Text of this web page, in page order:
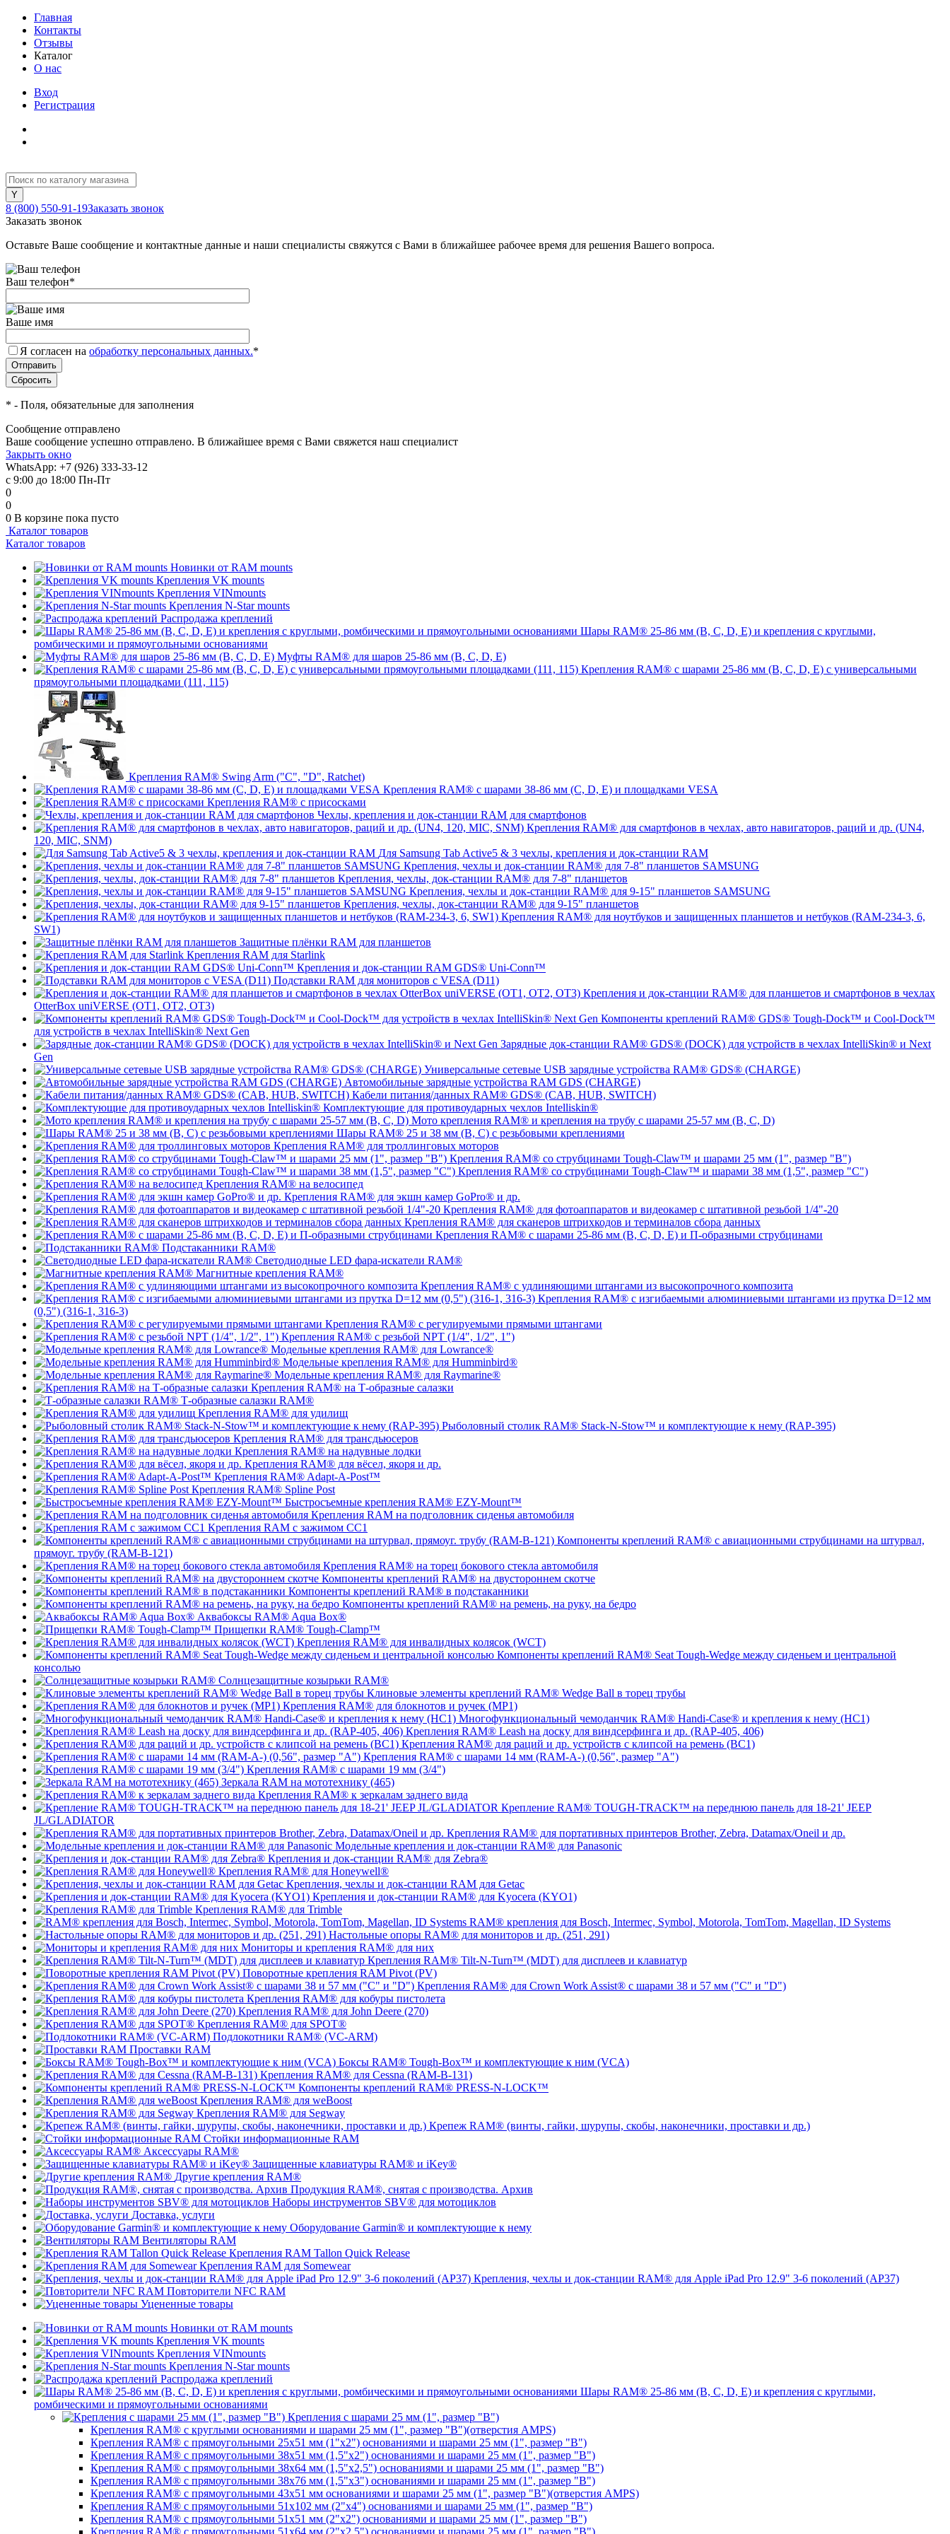
Главная
Контакты
Отзывы
Каталог
О нас
Вход
Регистрация
8 (800) 550-91-19Заказать звонок
Заказать звонок
Оставьте Ваше сообщение и контактные данные и наши специалисты свяжутся с Вами в ближайшее рабочее время для решения Вашего вопроса.
Ваш телефон*
Ваше имя
Я согласен на обработку персональных данных.*
* - Поля, обязательные для заполнения
Сообщение отправлено
Ваше сообщение успешно отправлено. В ближайшее время с Вами свяжется наш специалист
Закрыть окно
WhatsApp: +7 (926) 333-33-12
с 9:00 до 18:00 Пн-Пт
0
0
0 В корзине пока пусто
Каталог товаров
Каталог товаров
Новинки от RAM mounts
Крепления VK mounts
Крепления VINmounts
Крепления N-Star mounts
Распродажа креплений
Шары RAM® 25-86 мм (B, C, D, E) и крепления с круглыми,
ромбическими и прямоугольными основаниями
Муфты RAM® для шаров 25-86 мм (B, C, D, E)
Крепления RAM® с шарами 25-86 мм (B, C, D, E) с универсальными
прямоугольными площадками (111, 115)
Крепления RAM® Swing Arm ("C", "D", Ratchet)
Крепления RAM® с шарами 38-86 мм (C, D, E) и площадками VESA
Крепления RAM® с присосками
Чехлы, крепления и док-станции RAM для смартфонов
Крепления RAM® для смартфонов в чехлах, авто навигаторов, раций и др. (UN4,
120, MIC, SNM)
Для Samsung Tab Active5 & 3 чехлы, крепления и док-станции RAM
Крепления, чехлы и док-станции RAM® для 7-8" планшетов SAMSUNG
Крепления, чехлы, док-станции RAM® для 7-8" планшетов
Крепления, чехлы и док-станции RAM® для 9-15" планшетов SAMSUNG
Крепления, чехлы, док-станции RAM® для 9-15" планшетов
Крепления RAM® для ноутбуков и защищенных планшетов и нетбуков (RAM-234-3, 6,
SW1)
Защитные плёнки RAM для планшетов
Крепления RAM для Starlink
Крепления и док-станции RAM GDS® Uni-Conn™
Подставки RAM для мониторов с VESA (D11)
Крепления и док-станции RAM® для планшетов и смартфонов в чехлах
OtterBox uniVERSE (OT1, OT2, OT3)
Компоненты креплений RAM® GDS® Tough-Dock™ и Cool-Dock™
для устройств в чехлах IntelliSkin® Next Gen
Зарядные док-станции RAM® GDS® (DOCK) для устройств в чехлах IntelliSkin® и Next
Gen
Универсальные сетевые USB зарядные устройства RAM® GDS® (CHARGE)
Автомобильные зарядные устройства RAM GDS (CHARGE)
Кабели питания/данных RAM® GDS® (CAB, HUB, SWITCH)
Комплектующие для противоударных чехлов Intelliskin®
Мото крепления RAM® и крепления на трубу с шарами 25-57 мм (B, C, D)
Шары RAM® 25 и 38 мм (B, C) с резьбовыми креплениями
Крепления RAM® для троллинговых моторов
Крепления RAM® со струбцинами Tough-Claw™ и шарами 25 мм (1", размер "B")
Крепления RAM® со струбцинами Tough-Claw™ и шарами 38 мм (1,5", размер "C")
Крепления RAM® на велосипед
Крепления RAM® для экшн камер GoPro® и др.
Крепления RAM® для фотоаппаратов и видеокамер с штативной резьбой 1/4"-20
Крепления RAM® для сканеров штрихкодов и терминалов сбора данных
Крепления RAM® с шарами 25-86 мм (B, C, D, E) и П-образными струбцинами
Подстаканники RAM®
Светодиодные LED фара-искатели RAM®
Магнитные крепления RAM®
Крепления RAM® с удлиняющими штангами из высокопрочного композита
Крепления RAM® с изгибаемыми алюминиевыми штангами из прутка D=12 мм
(0,5") (316-1, 316-3)
Крепления RAM® c регулируемыми прямыми штангами
Крепления RAM® с резьбой NPT (1/4", 1/2", 1")
Модельные крепления RAM® для Lowrance®
Модельные крепления RAM® для Humminbird®
Модельные крепления RAM® для Raymarine®
Крепления RAM® на Т-образные салазки
Т-образные салазки RAM®
Крепления RAM® для удилищ
Рыболовный столик RAM® Stack-N-Stow™ и комплектующие к нему (RAP-395)
Крепления RAM® для трансдьюсеров
Крепления RAM® на надувные лодки
Крепления RAM® для вёсел, якоря и др.
Крепления RAM® Adapt-A-Post™
Крепления RAM® Spline Post
Быстросъемные крепления RAM® EZY-Mount™
Крепления RAM на подголовник сиденья автомобиля
Крепления RAM с зажимом СС1
Компоненты креплений RAM® с авиационными струбцинами на штурвал,
прямоуг. трубу (RAM-B-121)
Крепления RAM® на торец бокового стекла автомобиля
Компоненты креплений RAM® на двустороннем скотче
Компоненты креплений RAM® в подстаканники
Компоненты креплений RAM® на ремень, на руку, на бедро
Аквабоксы RAM® Aqua Box®
Прищепки RAM® Tough-Clamp™
Крепления RAM® для инвалидных колясок (WCT)
Компоненты креплений RAM® Seat Tough-Wedge между сиденьем и центральной
консолью
Солнцезащитные козырьки RAM®
Клиновые элементы креплений RAM® Wedge Ball в торец трубы
Крепления RAM® для блокнотов и ручек (MP1)
Многофункциональный чемоданчик RAM® Handi-Case® и крепления к нему (HC1)
Крепления RAM® Leash на доску для виндсерфинга и др. (RAP-405, 406)
Крепления RAM® для раций и др. устройств с клипсой на ремень (BC1)
Крепления RAM® с шарами 14 мм (RAM-A-) (0,56", размер "A")
Крепления RAM® с шарами 19 мм (3/4")
Зеркала RAM на мототехнику (465)
Крепления RAM® к зеркалам заднего вида
Крепление RAM® TOUGH-TRACK™ на переднюю панель для 18-21' JEEP
JL/GLADIATOR
Крепления RAM® для портативных принтеров Brother, Zebra, Datamax/Oneil и др.
Модельные крепления и док-станции RAM® для Panasonic
Крепления и док-станции RAM® для Zebra®
Крепления RAM® для Honeywell®
Крепления, чехлы и док-станции RAM для Getac
Крепления и док-станции RAM® для Kyocera (KYO1)
Крепления RAM® для Trimble
RAM® крепления для Bosch, Intermec, Symbol, Motorola, TomTom, Magellan, ID Systems
Настольные опоры RAM® для мониторов и др. (251, 291)
Мониторы и крепления RAM® для них
Крепления RAM® Tilt-N-Turn™ (MDT) для дисплеев и клавиатур
Поворотные крепления RAM Pivot (PV)
Крепления RAM® для Crown Work Assist® с шарами 38 и 57 мм ("C" и "D")
Крепления RAM® для кобуры пистолета
Крепления RAM® для John Deere (270)
Крепления RAM® для SPOT®
Подлокотники RAM® (VC-ARM)
Проставки RAM
Боксы RAM® Tough-Box™ и комплектующие к ним (VCA)
Крепления RAM® для Cessna (RAM-B-131)
Компоненты креплений RAM® PRESS-N-LOCK™
Крепления RAM® для weBoost
Крепления RAM® для Segway
Крепеж RAM® (винты, гайки, шурупы, скобы, наконечники, проставки и др.)
Стойки информационные RAM
Аксессуары RAM®
Защищенные клавиатуры RAM® и iKey®
Другие крепления RAM®
Продукция RAM®, снятая с производства. Архив
Наборы инструментов SBV® для мотоциклов
Доставка, услуги
Оборудование Garmin® и комплектующие к нему
Вентиляторы RAM
Крепления RAM Tallon Quick Release
Крепления RAM для Somewear
Крепления, чехлы и док-станции RAM® для Apple iPad Pro 12.9" 3-6 поколений (AP37)
Повторители NFC RAM
Уцененные товары
Новинки от RAM mounts
Крепления VK mounts
Крепления VINmounts
Крепления N-Star mounts
Распродажа креплений
Шары RAM® 25-86 мм (B, C, D, E) и крепления с круглыми,
ромбическими и прямоугольными основаниями
Крепления с шарами 25 мм (1", размер "B")
Крепления RAM® с круглыми основаниями и шарами 25 мм (1", размер "B")(отверстия AMPS)
Крепления RAM® с прямоугольными 25х51 мм (1"х2") основаниями и шарами 25 мм (1", размер "B")
Крепления RAM® с прямоугольными 38х51 мм (1,5"х2") основаниями и шарами 25 мм (1", размер "B")
Крепления RAM® с прямоугольными 38х64 мм (1,5"х2,5") основаниями и шарами 25 мм (1", размер "B")
Крепления RAM® с прямоугольными 38х76 мм (1,5"х3") основаниями и шарами 25 мм (1", размер "B")
Крепления RAM® с прямоугольными 43x51 мм основаниями и шарами 25 мм (1", размер "B")(отверстия AMPS)
Крепления RAM® с прямоугольными 51х102 мм (2"х4") основаниями и шарами 25 мм (1", размер "B")
Крепления RAM® с прямоугольными 51х51 мм (2"х2") основаниями и шарами 25 мм (1", размер "B")
Крепления RAM® с прямоугольными 51х64 мм (2"х2,5") основаниями и шарами 25 мм (1", размер "B")